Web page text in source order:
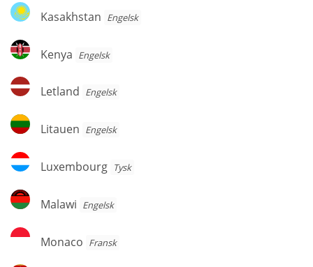
Kasakhstan
Kasakhstan Engelsk
Kenya
Kenya Engelsk
Letland
Letland Engelsk
Litauen
Litauen Engelsk
Luxembourg
Luxembourg Tysk
Malawi
Malawi Engelsk
Monaco
Monaco Fransk